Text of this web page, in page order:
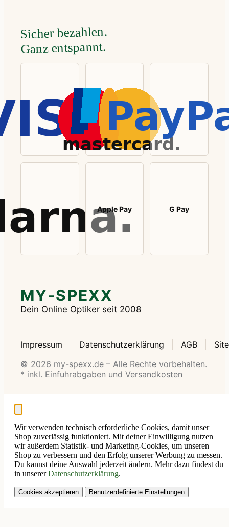
Sicher bezahlen.
Ganz entspannt.
Apple Pay G Pay
MY-SPEXX
Dein Online Optiker seit 2008
Impressum Datenschutzerklärung AGB
© 2026 my-spexx.de – Alle Rechte vorbehalten.
* inkl. Einfuhrabgaben und Versandkosten
Wir verwenden technisch erforderliche Cookies, damit unser
Shop zuverlässig funktioniert. Mit deiner Einwilligung nutzen
wir außerdem Statistik- und Marketing-Cookies, um unseren
Shop zu verbessern und den Erfolg unserer Werbung zu messen.
Du kannst deine Auswahl jederzeit ändern. Mehr dazu findest du
in unsererDatenschutzerklärung.
Cookies akzeptieren Benutzerdefinierte Einstellungen